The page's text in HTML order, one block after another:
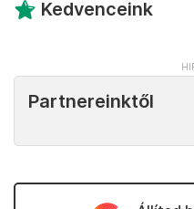
Kedvenceink
Partnereinktől